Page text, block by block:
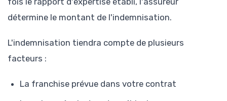
détermine le montant de l'indemnisation.
L'indemnisation tiendra compte de plusieurs
facteurs :
La franchise prévue dans votre contrat